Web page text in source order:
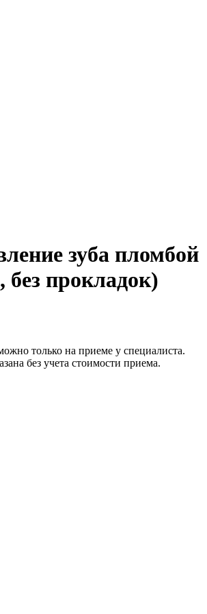
зуба пломбой
без прокладок)
только на приеме у специалиста.
без учета стоимости приема.